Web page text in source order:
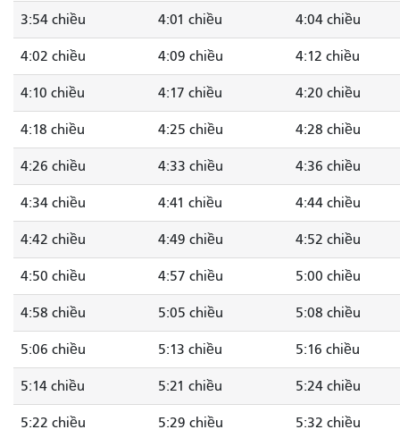
3:54 chiều 4:01 chiều 4:04 chiều
4:02 chiều 4:09 chiều 4:12 chiều
4:10 chiều 4:17 chiều 4:20 chiều
4:18 chiều 4:25 chiều 4:28 chiều
4:26 chiều 4:33 chiều 4:36 chiều
4:34 chiều 4:41 chiều 4:44 chiều
4:42 chiều 4:49 chiều 4:52 chiều
4:50 chiều 4:57 chiều 5:00 chiều
4:58 chiều 5:05 chiều 5:08 chiều
5:06 chiều 5:13 chiều 5:16 chiều
5:14 chiều 5:21 chiều 5:24 chiều
5:22 chiều 5:29 chiều 5:32 chiều